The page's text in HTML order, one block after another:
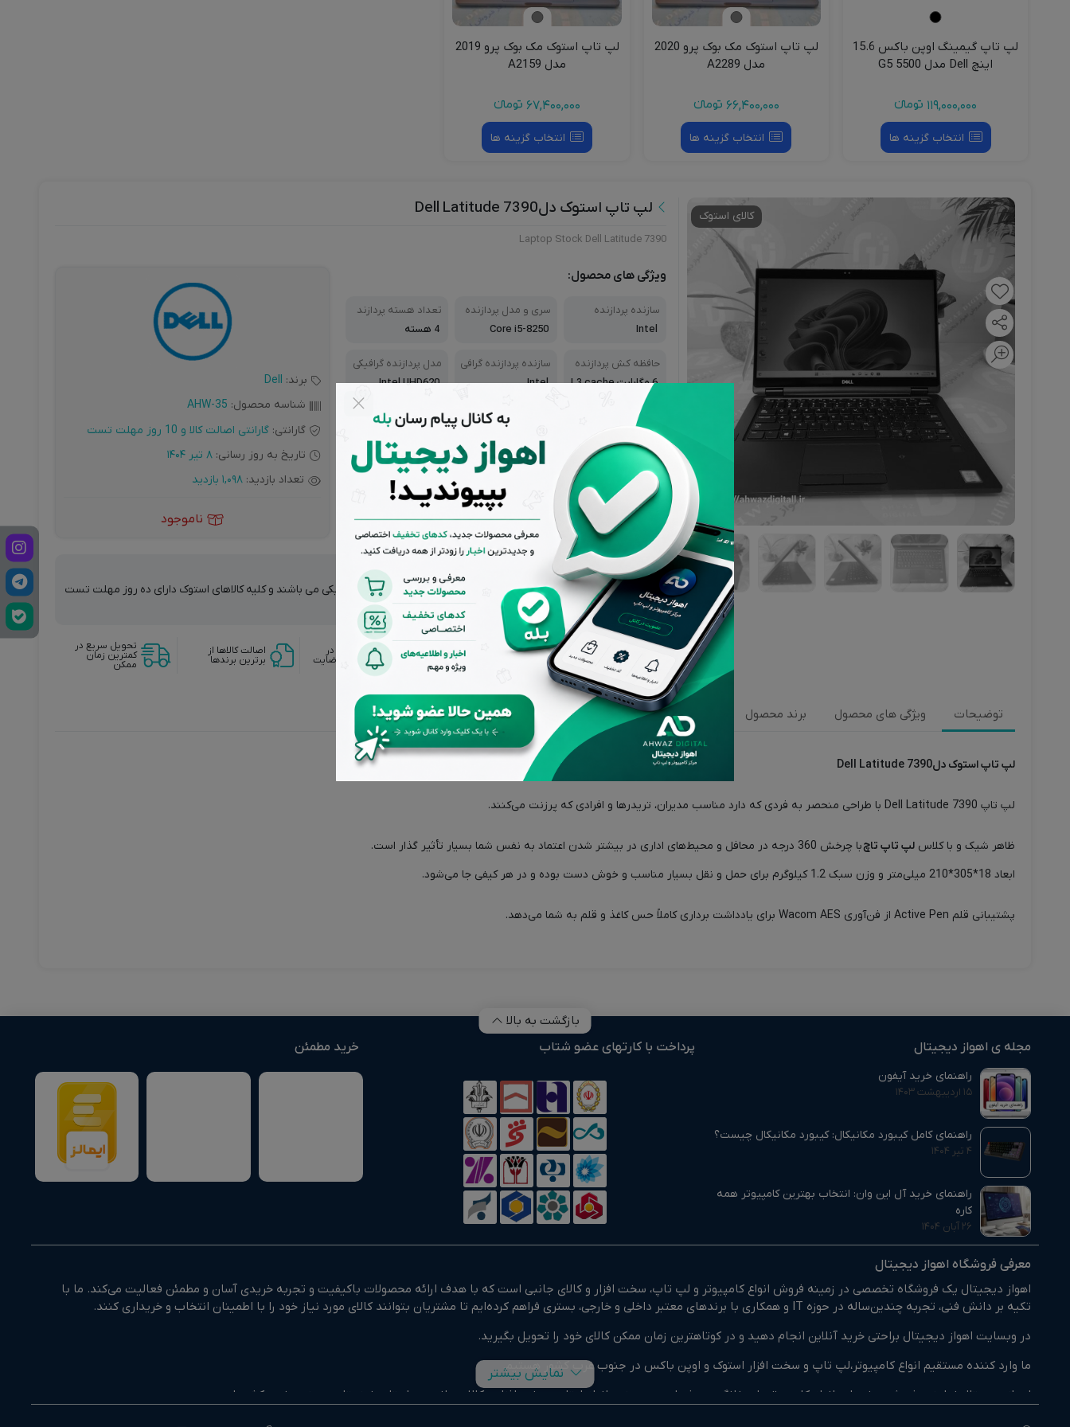
لپ تاپ گیمینگ اوپن باکس 15.6
اینچ Dell مدل G5 5500
119,000,000 تومانءء
انتخاب گزینه ها
لپ تاپ استوک مک بوک پرو 2020
مدل A2289
66,400,000 تومانءء
انتخاب گزینه ها
لپ تاپ استوک مک بوک پرو 2019
مدل A2159
67,400,000 تومانءء
انتخاب گزینه ها
کالای استوک لپ تاپ استوک دلDell Latitude 7390
Laptop Stock Dell Latitude 7390
ویژگی های محصول:
سازنده پردازنده
Intel
سری و مدل پردازنده
Core i5-8250
تعداد هسته پردازند
ه
4 هسته
حافظه کش پردازنده
6 مگابایت L3 cache
سازنده پردازنده گرافی
کی
Intel
مدل پردازنده گرافیکی
Intel UHD620
مشاهده همه ویژگی‌ها
مشاوره و پرسش قبل از خرید
برند: Dell
شناسه محصول: AHW-35
گارانتی: گارانتی اصالت کالا و 10 روز مهلت تست
تاریخ به روز رسانی: 8 تیر 1404
تعداد بازدید: 1,098 بازدید
ناموجود
مهم و قابل توجه
تمامی کالاهای فروشگاه اهواز دیجیتال دارای گارانتی اصالت و سلامت فیزیکی می باشند و کلیه کالاهای استوک دارای ده روز مهلت تست
هستند.
تضمین بهترین
قیمت بازار تا 20 بجز ایام بازگشت وجه در
صورت عدم رضایت
اصالت کالاها از
برترین برندها
تحویل سریع در
کمترین زمان
ممکن
توضیحات ویژگی های محصول برند محصول نقد و بررسی‌ها (0)
لپ تاپ استوک دلDell Latitude 7390
لپ تاپ Dell Latitude 7390 با طراحی منحصر به فردی که دارد مناسب مدیران، تریدرها و افرادی که پرزنت می‌کنند.
ظاهر شیک و با کلاس لپ تاپ تاچبا چرخش 360 درجه در محافل و محیط‌های اداری در بیشتر شدن اعتماد به نفس شما بسیار تأثیر گذار است.
ابعاد 18*305*210 میلی‌متر و وزن سبک 1.2 کیلوگرم برای حمل و نقل بسیار مناسب و خوش دست بوده و در هر کیفی جا می‌شود.
پشتیبانی قلم Active Pen از فن‌آوری Wacom AES برای یادداشت برداری کاملاً حس کاغذ و قلم به شما می‌دهد.
بازگشت به بالا
مجله ی اهواز دیجیتال
راهنمای خرید آیفون
۱۵ اردیبهشت ۱۴۰۳
راهنمای کامل کیبورد مکانیکال: کیبورد مکانیکال چیست؟
۴ تیر ۱۴۰۴
راهنمای خرید آل این وان: انتخاب بهترین کامپیوتر همه‌
کاره
۲۶ آبان ۱۴۰۴
پرداخت با کارتهای عضو شتاب خرید مطمئن
معرفی فروشگاه اهواز دیجیتال
اهواز دیجیتال یک فروشگاه تخصصی در زمینه فروش انواع کامپیوتر و لپ تاپ، سخت افزار و کالای جانبی است که با هدف ارائه محصولات باکیفیت و تجربه خریدی آسان و مطمئن فعالیت می‌کند. ما با
تکیه بر دانش فنی، تجربه چندین‌ساله در حوزه IT و همکاری با برندهای معتبر داخلی و خارجی، بستری فراهم کرده‌ایم تا مشتریان بتوانند کالای مورد نیاز خود را با اطمینان انتخاب و خریداری کنند.
در وبسایت اهواز دیجیتال براحتی خرید آنلاین انجام دهید و در کوتاهترین زمان ممکن کالای خود را تحویل بگیرید.
ما وارد کننده مستقیم انواع کامپیوتر،لپ تاپ و سخت افزار استوک و اوپن باکس در جنوب غرب کشور هستیم.
اهواز دیجیتال نماینده فروش و خدمات انواع کامپیوترهای خانگی و حرفه ای و همچنین انواع لپتاپ، سخت افزار و کالای جانبی در استان خوزستان و جنوب غرب کشور است.
نمایش بیشتر